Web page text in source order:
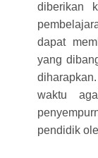
diberikan
dapat
yang
waktu
pendidik